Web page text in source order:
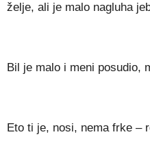
želje, ali je malo nagluha
Bil je malo i meni posudio,
Eto ti je, nosi, nema frke –